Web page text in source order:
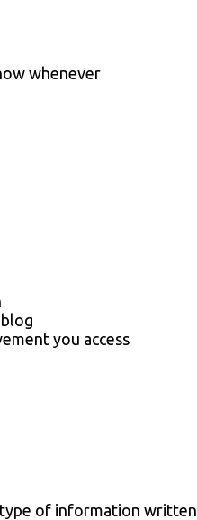
whenever
you access
of information written